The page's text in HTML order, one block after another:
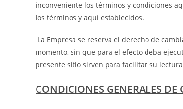
inconveniente los términos y condiciones
los términos y aquí establecidos.
La Empresa se reserva el derecho de
momento, sin que para el efecto deba
presente sitio sirven para facilitar su
CONDICIONES GENERALES DE